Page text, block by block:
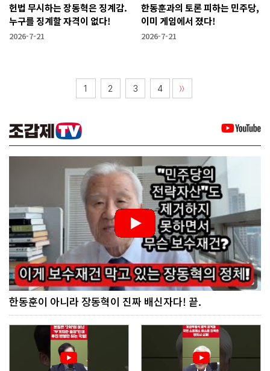
헌법 무시하는 장동혁은 징계감.
누구를 징계할 자격이 없다!
2026-7-21
한동훈과의 토론 피하는 민주당,
이미 게임에서 졌다!
2026-7-21
1 2 3 4 〉〉
한동훈이 아니라 장동혁이 진짜 배신자다! 끝.